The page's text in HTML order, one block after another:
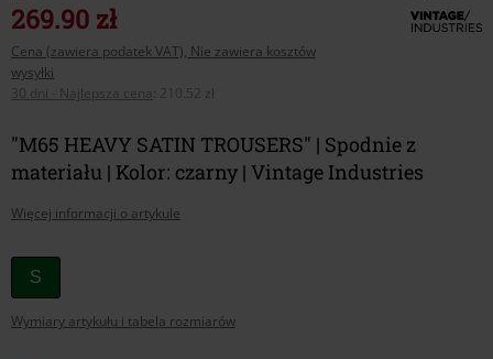
269.90 zł
Cena (zawiera podatek VAT), Nie zawiera kosztów
wysyłki
30 dni - Najlepsza cena
210.52 zł
"M65 HEAVY SATIN TROUSERS" | Spodnie z
materiału | Kolor: czarny | Vintage Industries
Więcej informacji o artykule
Wybierz
swój
rozmiar
S
Wymiary artykułu i tabela rozmiarów